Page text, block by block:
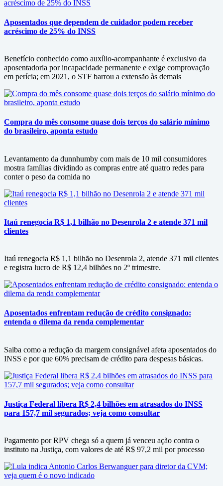
Aposentados que dependem de cuidador podem receber
acréscimo de 25% do INSS
Benefício conhecido como auxílio-acompanhante é exclusivo da
aposentadoria por incapacidade permanente e exige comprovação
em perícia; em 2021, o STF barrou a extensão às demais
Compra do mês consome quase dois terços do salário mínimo
do brasileiro, aponta estudo
Levantamento da dunnhumby com mais de 10 mil consumidores
mostra famílias dividindo as compras entre até quatro redes para
conter o peso da comida no
Itaú renegocia R$ 1,1 bilhão no Desenrola 2 e atende 371 mil
clientes
Itaú renegocia R$ 1,1 bilhão no Desenrola 2, atende 371 mil clientes
e registra lucro de R$ 12,4 bilhões no 2º trimestre.
Aposentados enfrentam redução de crédito consignado:
entenda o dilema da renda complementar
Saiba como a redução da margem consignável afeta aposentados do
INSS e por que 60% precisam de crédito para despesas básicas.
Justiça Federal libera R$ 2,4 bilhões em atrasados do INSS
para 157,7 mil segurados; veja como consultar
Pagamento por RPV chega só a quem já venceu ação contra o
instituto na Justiça, com valores de até R$ 97,2 mil por processo